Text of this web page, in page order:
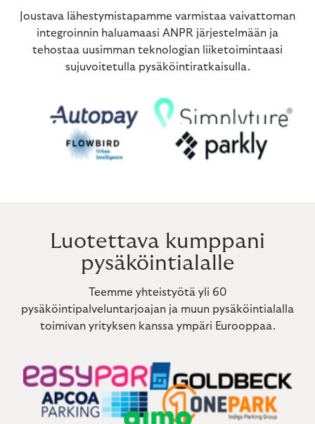
Joustava lähestymistapamme varmistaa vaivattoman
integroinnin haluamaasi ANPR järjestelmään ja
tehostaa uusimman teknologian liiketoimintaasi
sujuvoitetulla pysäköintiratkaisulla.
Luotettava kumppani
pysäköintialalle
Teemme yhteistyötä yli 60
pysäköintipalveluntarjoajan ja muun pysäköintialalla
toimivan yrityksen kanssa ympäri Eurooppaa.